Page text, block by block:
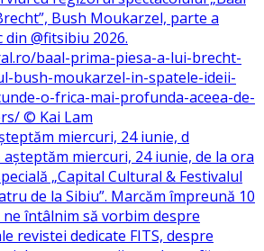
miercuri, 24 iunie, d